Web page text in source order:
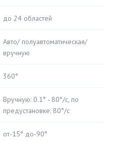
до 24 областей
Авто/ полуавтоматическая/
вручную
360°
Вручную: 0.1° - 80°/с, по
предустановке: 80°/с
от-15° до-90°